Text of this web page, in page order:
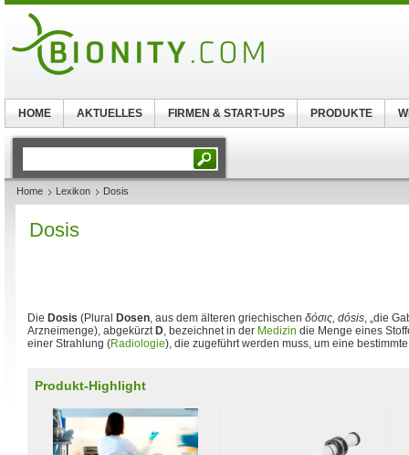
Home Lexikon Dosis
Dosis
Die Dosis (Plural Dosen, aus dem älteren griechischen δόσις, dósis, „die
Arzneimenge), abgekürzt D, bezeichnet in der Medizin die Menge eines
einer Strahlung (Radiologie), die zugeführt werden muss, um eine
Produkt-Highlight
HOME AKTUELLES FIRMEN & START-UPS PRODUKTE